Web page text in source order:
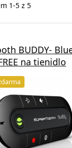
1-5 z 5
BUDDY-
na tienidlo